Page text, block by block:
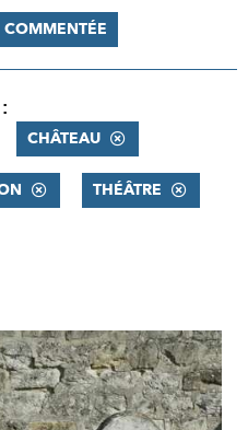
COMMENTÉE
CHÂTEAU
THÉÂTRE